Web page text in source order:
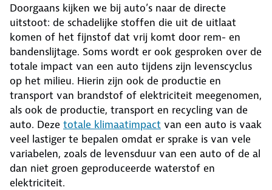
Doorgaans kijken we bij auto’s naar de directe
uitstoot: de schadelijke stoffen die uit de uitlaat
komen of het fijnstof dat vrij komt door rem- en
bandenslijtage. Soms wordt er ook gesproken over de
totale impact van een auto tijdens zijn levenscyclus
op het milieu. Hierin zijn ook de productie en
transport van brandstof of elektriciteit meegenomen,
als ook de productie, transport en recycling van de
auto. Deze totale klimaatimpact van een auto is vaak
veel lastiger te bepalen omdat er sprake is van vele
variabelen, zoals de levensduur van een auto of de al
dan niet groen geproduceerde waterstof en
elektriciteit.